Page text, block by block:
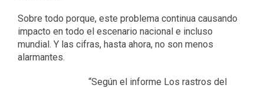
Sobre todo porque, este problema continua causando
impacto en todo el escenario nacional e incluso
mundial. Y las cifras, hasta ahora, no son menos
alarmantes.
“Según el informe Los rastros del